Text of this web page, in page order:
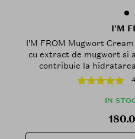
I'M
I'M FROM Mugwort
cu extract de mugwort si
contribuie la
tenului
IN